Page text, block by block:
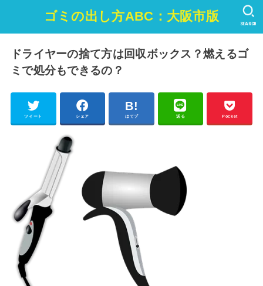
ゴミの出し方ABC：大阪市版 SEARCH
ドライヤーの捨て方は回収ボックス？燃えるゴ
ミで処分もできるの？
ツイート シェア はてブ 送る Pocket